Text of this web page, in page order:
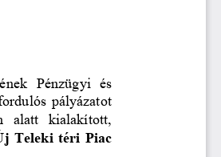
Pénzügyi  és
pályázatot
alatt  kialakított,
Teleki téri Piac